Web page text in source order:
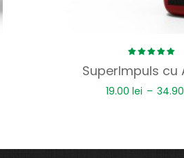
5.00 out
SuperImpuls cu
19.00 lei – 34.90